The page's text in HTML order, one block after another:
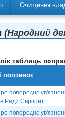
Очищення
(Народний
таблиць
поправок
попереднє
Ради Європи)
попереднє